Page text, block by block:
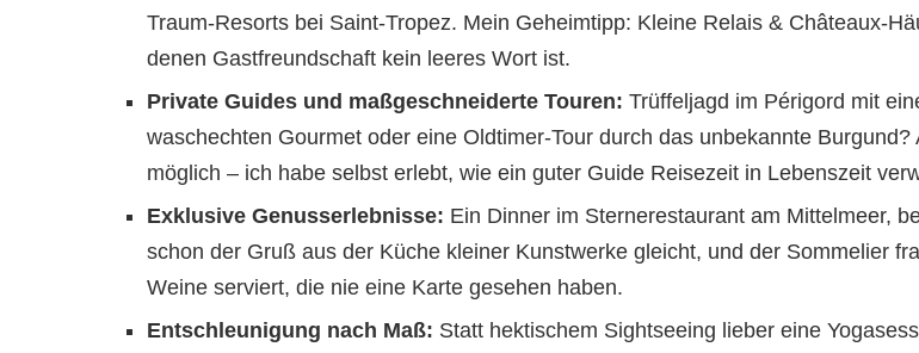
Traum-Resorts bei Saint-Tropez. Mein Geheimtipp: Kleine Relais & Châteaux-
denen Gastfreundschaft kein leeres Wort ist.
Private Guides und maßgeschneiderte Touren: Trüffeljagd im Périgord mit
waschechten Gourmet oder eine Oldtimer-Tour durch das unbekannte Burgund?
möglich – ich habe selbst erlebt, wie ein guter Guide Reisezeit in Lebenszeit
Exklusive Genusserlebnisse: Ein Dinner im Sternerestaurant am Mittelmeer,
schon der Gruß aus der Küche kleiner Kunstwerke gleicht, und der Sommelier
Weine serviert, die nie eine Karte gesehen haben.
Entschleunigung nach Maß: Statt hektischem Sightseeing lieber eine